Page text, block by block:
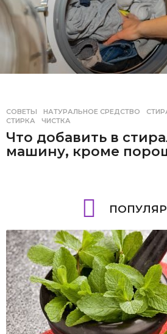
СОВЕТЫ НАТУРАЛЬНОЕ СРЕДСТВО ,
СТИРКА
,ЧИСТКА
Что добавить в
машину, кроме